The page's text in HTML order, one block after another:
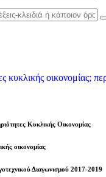
Κυκλικής Οικονομίας
οικονομίας
Διαγωνισμού 2017-2019